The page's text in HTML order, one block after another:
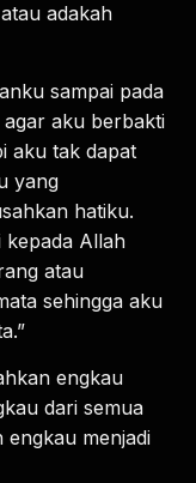
adakah
sampai pada
aku berbakti
aku tak dapat
yang
hatiku.
kepada Allah
atau
sehingga aku
engkau
dari semua
engkau menjadi